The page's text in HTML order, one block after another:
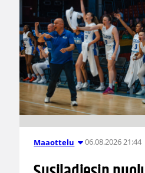
Maaottelu 06.08.2026 21:44